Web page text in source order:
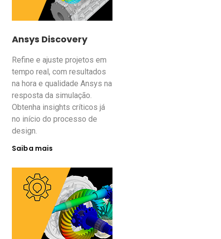
Ansys Discovery
Refine e ajuste projetos em
tempo real, com resultados
na hora e qualidade Ansys na
resposta da simulação.
Obtenha insights críticos já
no início do processo de
design.
Saiba mais